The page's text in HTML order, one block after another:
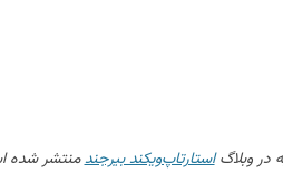
در وبلاگاستارتاپ‌ویکند بیرجندمنتشر